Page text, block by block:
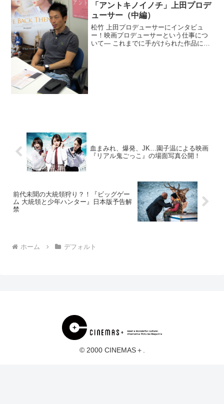
「アントキノイノチ」上田プロデ
ューサー（中編）
松竹 上田プロデューサーにインタビュ
ー！映画プロデューサーという仕事につ
いて― これまでに手がけられた作品には
血まみれ、爆発、JK…園子温による映画
『リアル鬼ごっこ』の場面写真公開！
前代未聞の大統領狩り？！『ビッグゲー
ム 大統領と少年ハンター』日本版予告解
禁
ホーム デフォルト
© 2000 CINEMAS＋.